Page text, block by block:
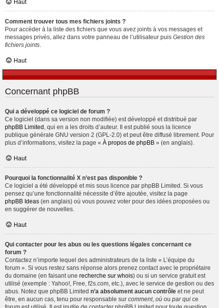
Haut
Comment trouver tous mes fichiers joints ?
Pour accéder à la liste des fichiers que vous avez joints à vos messages et
messages privés, allez dans votre panneau de l’utilisateur puis Gestion des
fichiers joints
Haut
Concernant phpBB
Qui a développé ce logiciel de forum ?
Ce logiciel (dans sa version non modifiée) est développé et distribué par
phpBB Limited , qui en a les droits d’auteur. Il est publié sous la licence
publique générale GNU version 2 (GPL-2.0) et peut être diffusé librement. Pour
plus d’informations, visitez la page « À propos de phpBB » (en anglais).
Haut
Pourquoi la fonctionnalité X n’est pas disponible ?
Ce logiciel a été développé et mis sous licence par phpBB Limited. Si vous
pensez qu’une fonctionnalité nécessite d’être ajoutée, visitez la page
phpBB Ideas (en anglais) où vous pouvez voter pour des idées proposées ou
en suggérer de nouvelles.
Haut
Qui contacter pour les abus ou les questions légales concernant ce
forum ?
Contactez n’importe lequel des administrateurs de la liste « L’équipe du
forum ». Si vous restez sans réponse alors prenez contact avec le propriétaire
du domaine (en faisant une recherche sur whois) ou si un service gratuit est
utilisé (exemple : Yahoo!, Free, f2s.com, etc.), avec le service de gestion ou des
abus. Notez que phpBB Limited n’a absolument aucun contrôle et ne peut
être, en aucun cas, tenu pour responsable sur comment, où ou par qui ce